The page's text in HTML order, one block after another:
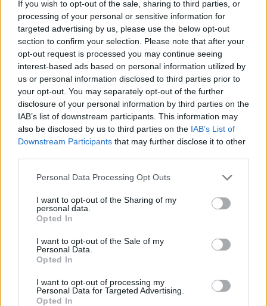
If you wish to opt-out of the sale, sharing to third parties, or
processing of your personal or sensitive information for
targeted advertising by us, please use the below opt-out
section to confirm your selection. Please note that after your
opt-out request is processed you may continue seeing
interest-based ads based on personal information utilized by
us or personal information disclosed to third parties prior to
your opt-out. You may separately opt-out of the further
disclosure of your personal information by third parties on the
IAB’s list of downstream participants. This information may
also be disclosed by us to third parties on the IAB’s List of
Downstream Participants that may further disclose it to other
Personal Data Processing Opt Outs
I want to opt-out of the Sharing of my
personal data.
Opted In
I want to opt-out of the Sale of my
Personal Data.
Opted In
I want to opt-out of processing my
Personal Data for Targeted Advertising.
Opted In